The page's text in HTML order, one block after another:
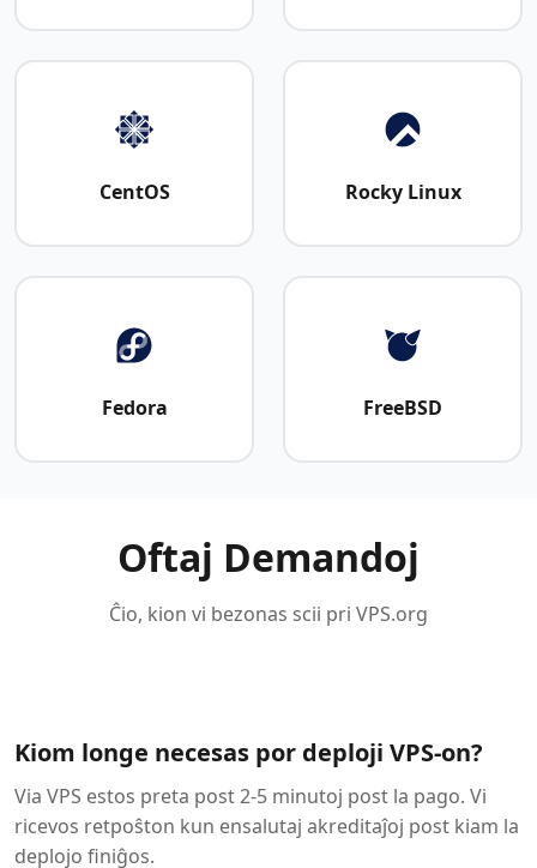
CentOS Rocky Linux
Fedora FreeBSD
Oftaj Demandoj
Ĉio, kion vi bezonas scii pri VPS.org
Kiom longe necesas por deploji VPS-on?
Via VPS estos preta post 2-5 minutoj post la pago. Vi
ricevos retpoŝton kun ensalutaj akreditaĵoj post kiam la
deplojo finiĝos.